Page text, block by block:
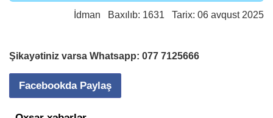
İdman Baxılıb: 1631 Tarix: 06 avqust 2025
Şikayətiniz varsa Whatsapp: 077 7125666
Facebookda Paylaş